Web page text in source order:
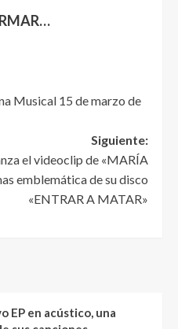
Musical 15 de marzo de
Siguiente:
el videoclip de «MARÍA
emblemática de su disco
«ENTRAR A MATAR»
EP en acústico, una